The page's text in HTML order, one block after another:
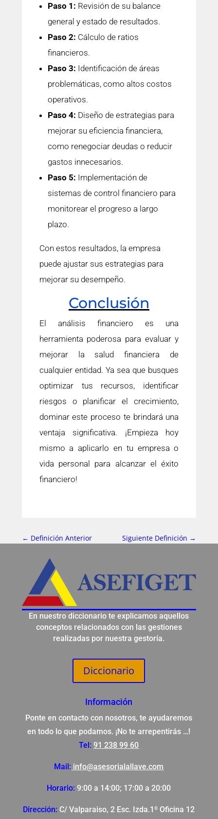
Paso 1: Revisión de su balance
general y estado de resultados.
Paso 2: Cálculo de ratios
financieros.
Paso 3: Identificación de áreas
problemáticas, como altos costos
operativos.
Paso 4: Diseño de estrategias para
mejorar su eficiencia financiera,
como renegociar deudas o reducir
gastos innecesarios.
Paso 5: Implementación de
sistemas de control financiero para
monitorear el progreso a largo
plazo.
Con estos resultados, la empresa
puede ajustar sus estrategias para
mejorar su desempeño.
Conclusión
El análisis financiero es una
herramienta poderosa para evaluar y
mejorar la salud financiera de
cualquier entidad. Ya sea que busques
optimizar tus recursos, identificar
riesgos o planificar el crecimiento,
dominar este proceso te brindará una
ventaja significativa. ¡Empieza hoy
mismo a aplicarlo en tu empresa o
vida personal para alcanzar el éxito
financiero!
← Definición Anterior Siguiente Definición →
En nuestro diccionario te explicamos aquellos
conceptos relacionados con las gestiones
realizadas por nuestra gestoría.
Diccionario
Información
Ponte en contacto con nosotros, te ayudaremos
en todo lo que podamos. ¡No te arrepentirás …!
Tel: 91 238 99 60
Mail: info@asesorialallave.com
Horario: 9:00 a 14:00; 17:00 a 20:00
Dirección: C/ Valparaiso, 2 Esc. Izda.1º Oficina 12